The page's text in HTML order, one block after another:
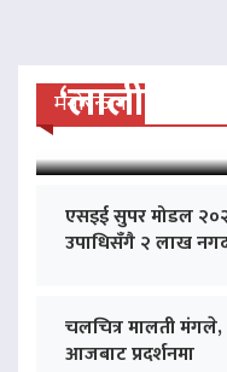
मनोरन्जन
एसइई सुपर मोडल
उपाधिसँगै २ लाख नगद
चलचित्र मालती
आजबाट प्रदर्शनमा